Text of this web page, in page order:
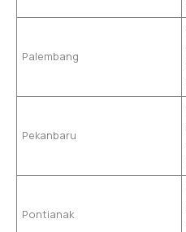
Palembang
Pekanbaru
Pontianak